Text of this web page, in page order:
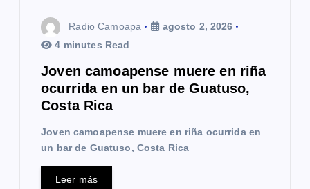
Radio Camoapa
agosto 2, 2026
4 minutes Read
Joven camoapense muere en riña
ocurrida en un bar de Guatuso,
Costa Rica
Joven camoapense muere en riña ocurrida en
un bar de Guatuso, Costa Rica
Leer más